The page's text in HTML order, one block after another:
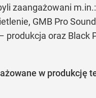
zaangażowani
GMB Pro
produkcja oraz
w produkcję